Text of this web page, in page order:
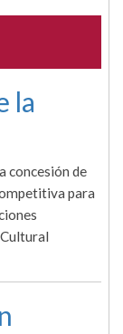
la
concesión de
para